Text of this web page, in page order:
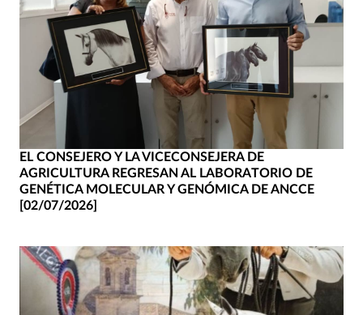
EL CONSEJERO Y LA VICECONSEJERA DE
AGRICULTURA REGRESAN AL LABORATORIO DE
GENÉTICA MOLECULAR Y GENÓMICA DE ANCCE
[02/07/2026]